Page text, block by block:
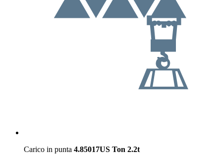
Carico in punta 4.85017US Ton 2.2t